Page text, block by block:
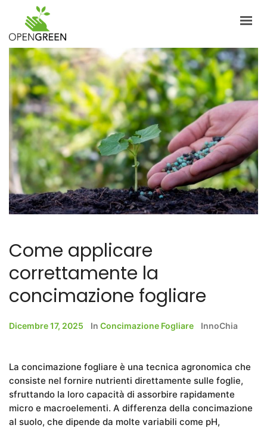
AZIENDA
INFORMAZIONI
PRODOTTI
NOTIZIE
CONTATTI
ITALIANO
LOGIN
Come applicare
correttamente la
concimazione fogliare
Dicembre 17, 2025 In Concimazione Fogliare InnoChia
La concimazione fogliare è una tecnica agronomica che
consiste nel fornire nutrienti direttamente sulle foglie,
sfruttando la loro capacità di assorbire rapidamente
micro e macroelementi. A differenza della concimazione
al suolo, che dipende da molte variabili come pH,